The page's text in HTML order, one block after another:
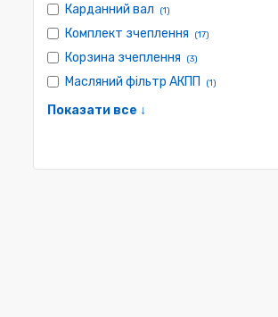
Карданний вал (1)
Комплект зчеплення (17)
Корзина зчеплення (3)
Масляний фільтр АКПП (1)
Показати все ↓